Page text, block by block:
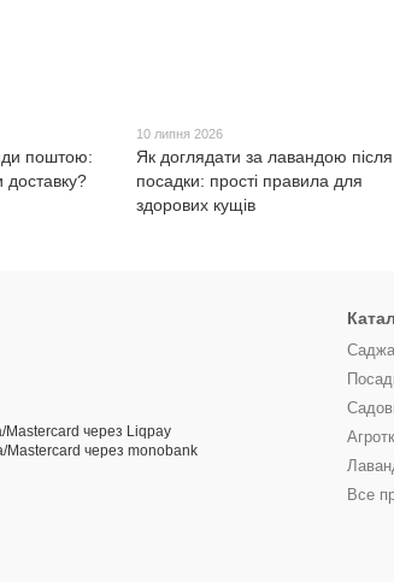
поштою:
доставку?
10 липня 2026
Як доглядати за лавандою після
посадки: прості правила для
здорових кущів
Все